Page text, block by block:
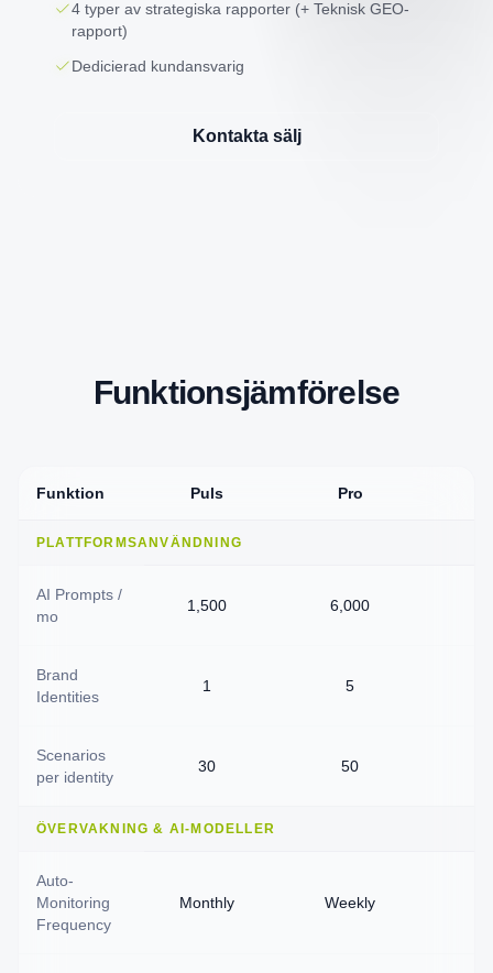
4 typer av strategiska rapporter (+ Teknisk GEO-
rapport)
Dedicierad kundansvarig
Kontakta sälj
Funktionsjämförelse
Funktion Puls Pro
PLATTFORMSANVÄNDNING
AI Prompts /
mo
1,500 6,000
Brand
Identities
1 5
Scenarios
per identity
30 50
ÖVERVAKNING & AI-MODELLER
Auto-
Monitoring
Frequency
Monthly Weekly